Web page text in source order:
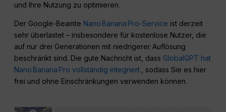
und Ihre Nutzung zu optimieren.
Der Google-Beamte Nano Banana Pro-Service ist derzeit
sehr überlastet – insbesondere für kostenlose Nutzer, die
auf nur drei Generationen mit niedrigerer Auflösung
beschränkt sind. Die gute Nachricht ist, dass GlobalGPT hat
Nano Banana Pro vollständig integriert., sodass Sie es hier
frei und ohne Einschränkungen verwenden können.